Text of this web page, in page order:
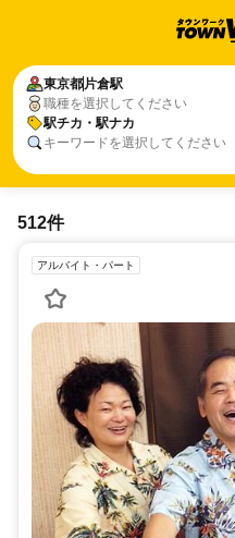
東京都片倉駅
職種を選択してください
駅チカ・駅ナカ
キーワードを選択してください
東京都片倉駅
駅チカ・駅ナカ
512件
アルバイト・パート